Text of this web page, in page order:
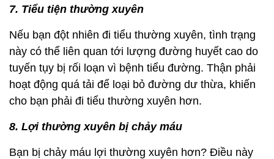
7. Tiểu tiện thường xuyên
Nếu bạn đột nhiên đi tiểu thường xuyên, tình trạng
này có thể liên quan tới lượng đường huyết cao do
tuyến tụy bị rối loạn vì bệnh tiểu đường. Thận phải
hoạt động quá tải để loại bỏ đường dư thừa, khiến
cho bạn phải đi tiểu thường xuyên hơn.
8. Lợi thường xuyên bị chảy máu
Bạn bị chảy máu lợi thường xuyên hơn? Điều này